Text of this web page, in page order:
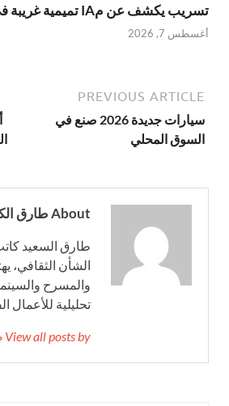
تسريب يكشف عن مIA تميمية غريبة في أييفون ألترام
أغسطس 7, 2026
PREVIOUS ARTICLE
سيارات جديدة 2026 صنع في
السوق المحلي
About طارق الكاتب
طارق السعيد
الشأن الثقافي،
والمسرح
تحليلية للأعمال
View all posts by طارق الكاتب →